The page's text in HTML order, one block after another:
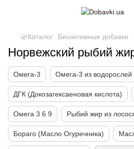
🌿Каталог Биоактивные добавки
Норвежский рыбий
Омега-3 Омега-3 из водорослей
ДГК (Докозагексаеновая кислота)
Омега 3 6 9 Рыбий жир из
Бораго (Масло Огуречника)